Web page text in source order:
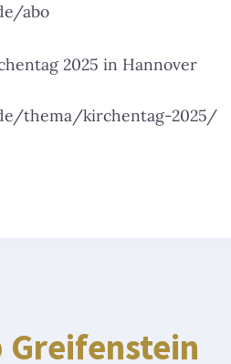
abo
2025 in Hannover
thema/kirchentag-2025/